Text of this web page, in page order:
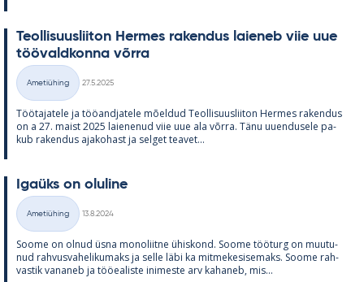
Teol­li­suus­lii­ton Her­mes ra­ken­dus lai­e­neb viie uue
töö­vald­konna võrra
Kategooriad
Ametiühing
27.5.2025
Töö­ta­ja­tele ja töö­and­ja­tele mõel­dud Teol­li­suus­lii­ton Her­mes ra­ken­dus
on a 27. maist 2025 lai­e­ne­nud viie uue ala võrra. Tänu uu­en­dusele pa­
kub ra­ken­dus aja­ko­hast ja sel­get tea­vet...
Igaüks on olu­line
Kategooriad
Ametiühing
13.8.2024
Soome on ol­nud üsna mo­no­liitne ühis­kond. Soome töö­turg on muu­tu­
nud rah­vus­va­he­li­ku­maks ja selle läbi ka mit­me­ke­si­se­maks. Soome rah­
vas­tik va­na­neb ja töö­ea­liste ini­meste arv ka­ha­neb, mis...